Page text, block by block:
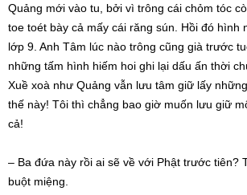
Quảng mới vào tu, bởi vì trông cái chỏm tóc
toe toét bày cả mấy cái răng sún. Hồi đó hình
lớp 9. Anh Tâm lúc nào trông cũng già trước
những tấm hình hiếm hoi ghi lại dấu ấn thời
Xuề xoà như Quảng vẫn lưu tâm giữ lấy
thế này! Tôi thì chẳng bao giờ muốn lưu giữ
cả!
– Ba đứa này rồi ai sẽ về với Phật trước tiên?
buột miệng.